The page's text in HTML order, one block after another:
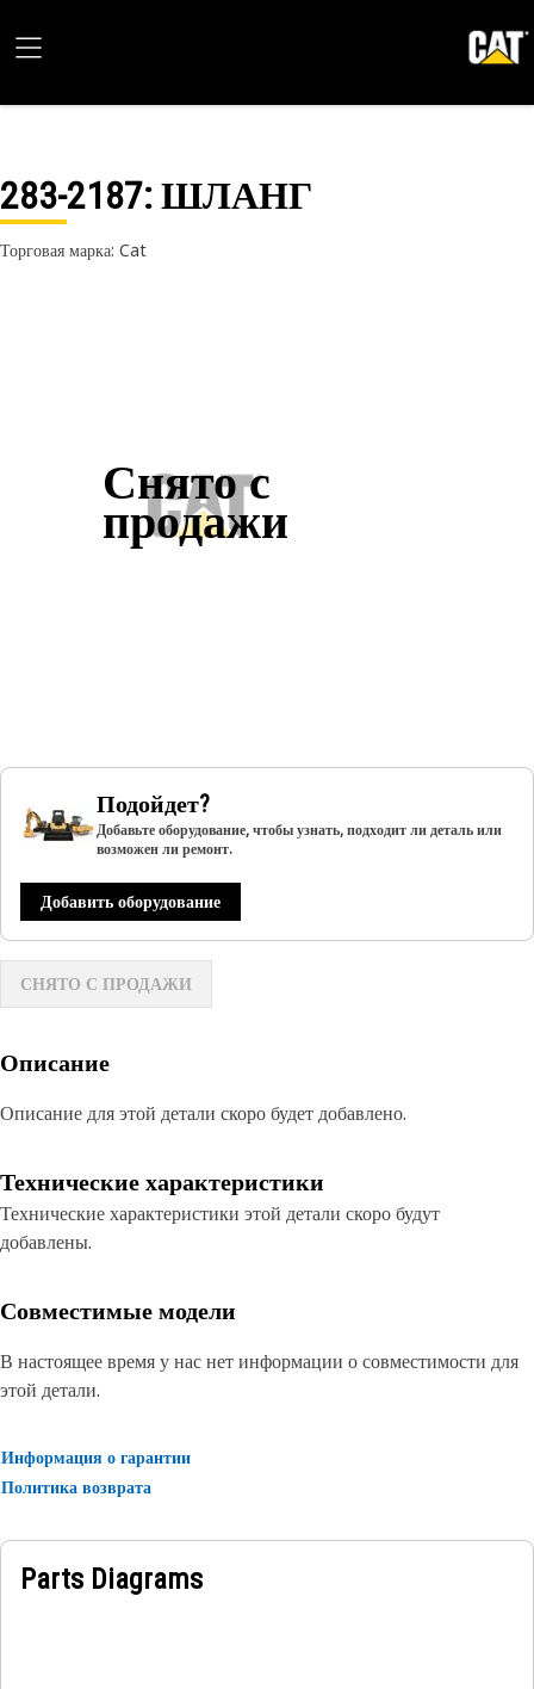
283-2187: ШЛАНГ
Торговая марка: Cat
Снято с
продажи
Подойдет?
Добавьте оборудование, чтобы узнать, подходит ли деталь или
возможен ли ремонт.
Добавить оборудование
СНЯТО С ПРОДАЖИ
Описание
Описание для этой детали скоро будет добавлено.
Технические характеристики
Технические характеристики этой детали скоро будут
добавлены.
Совместимые модели
В настоящее время у нас нет информации о совместимости для
этой детали.
Информация о гарантии
Политика возврата
Parts Diagrams